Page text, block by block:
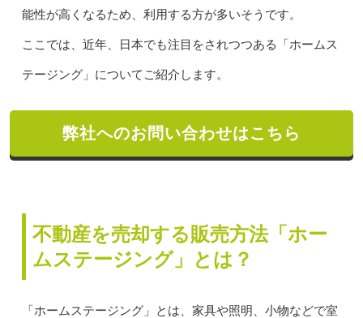
能性が高くなるため、利用する方が多いそうです。
ここでは、近年、日本でも注目をされつつある「ホームス
テージング」についてご紹介します。
弊社へのお問い合わせはこちら
不動産を売却する販売方法「ホー
ムステージング」とは？
「ホームステージング」とは、家具や照明、小物などで室